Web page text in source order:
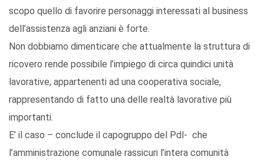
scopo quello di favorire personaggi interessati al business
dell’assistenza agli anziani è forte.
Non dobbiamo dimenticare che attualmente la struttura di
ricovero rende possibile l’impiego di circa quindici unità
lavorative, appartenenti ad una cooperativa sociale,
rappresentando di fatto una delle realtà lavorative più
importanti.
E’ il caso – conclude il capogruppo del Pdl- che
l’amministrazione comunale rassicuri l’intera comunità